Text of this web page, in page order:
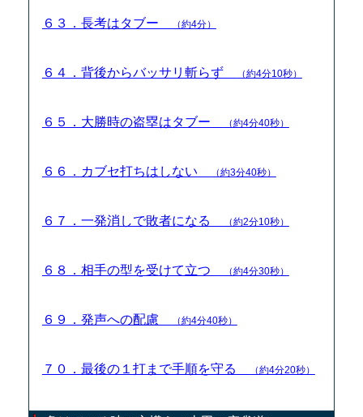
６３．長考はタブー （約4分）
６４．背後からバッサリ斬らず （約4分10秒）
６５．大勝時の盗塁はタブー （約4分40秒）
６６．カブセ打ちはしない （約3分40秒）
６７．一発消しで敗者になる （約2分10秒）
６８．相手の型を受けて立つ （約4分30秒）
６９．発声への配慮 （約4分40秒）
７０．最後の１打まで手順を守る （約4分20秒）